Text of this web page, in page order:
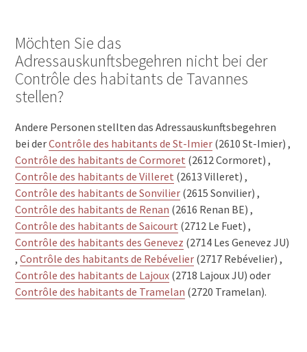
Möchten Sie das
Adressauskunftsbegehren nicht bei der
Contrôle des habitants de Tavannes
stellen?
Andere Personen stellten das Adressauskunftsbegehren
bei derContrôle des habitants de St-Imier (2610 St-Imier) ,
Contrôle des habitants de Cormoret (2612 Cormoret) ,
Contrôle des habitants de Villeret (2613 Villeret) ,
Contrôle des habitants de Sonvilier (2615 Sonvilier) ,
Contrôle des habitants de Renan (2616 Renan BE) ,
Contrôle des habitants de Saicourt (2712 Le Fuet) ,
Contrôle des habitants des Genevez (2714 Les Genevez JU)
,Contrôle des habitants de Rebévelier (2717 Rebévelier) ,
Contrôle des habitants de Lajoux (2718 Lajoux JU) oder
Contrôle des habitants de Tramelan (2720 Tramelan).